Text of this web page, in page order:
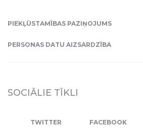
PIEKĻŪSTAMĪBAS PAZIŅOJUMS
PERSONAS DATU AIZSARDZĪBA
SOCIĀLIE TĪKLI
TWITTER FACEBOOK